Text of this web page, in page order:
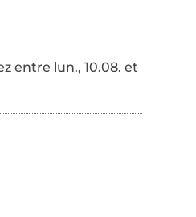
entre lun., 10.08. et